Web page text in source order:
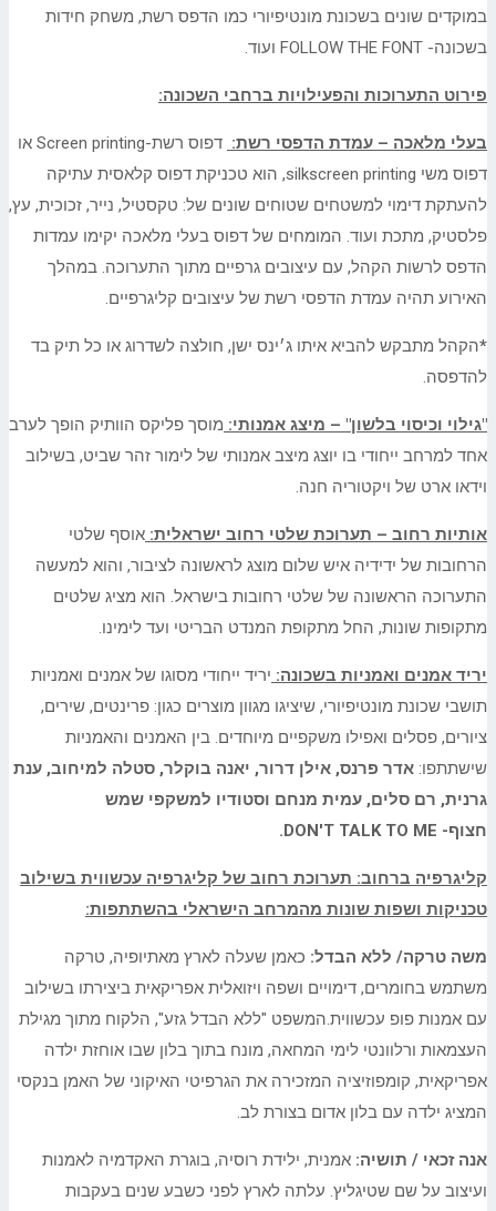
במוקדים שונים בשכונת מונטיפיורי כמו הדפס רשת, משחק חידות
בשכונה- FOLLOW THE FONT ועוד.
פירוט התערוכות והפעילויות ברחבי השכונה:
בעלי מלאכה – עמדת הדפסי רשת:
דפוס רשת-Screen printing או
דפוס משי silkscreen printing, הוא טכניקת דפוס קלאסית עתיקה
להעתקת דימוי למשטחים שטוחים שונים של: טקסטיל, נייר, זכוכית, עץ,
פלסטיק, מתכת ועוד. המומחים של דפוס בעלי מלאכה יקימו עמדות
הדפס לרשות הקהל, עם עיצובים גרפיים מתוך התערוכה. במהלך
האירוע תהיה עמדת הדפסי רשת של עיצובים קליגרפיים​.
*הקהל מתבקש להביא איתו ג׳ינס ישן, חולצה לשדרוג או כל תיק בד
להדפסה.
"גילוי וכיסוי בלשון" – מיצג אמנותי: מוסך פליקס הוותיק הופך לערב
אחד למרחב ייחודי בו יוצג מיצב אמנותי של לימור זהר שביט, בשילוב
וידאו ארט של ויקטוריה חנה.
אותיות רחוב – תערוכת שלטי רחוב ישראלית: אוסף שלטי
הרחובות של ידידיה איש שלום מוצג לראשונה לציבור, והוא למעשה
התערוכה הראשונה של שלטי רחובות בישראל. הוא מציג שלטים
מתקופות שונות, החל מתקופת המנדט הבריטי ועד לימינו.
יריד אמנים ואמניות בשכונה: יריד ייחודי מסוגו של אמנים ואמניות
תושבי שכונת מונטיפיורי, שיציגו מגוון מוצרים כגון: פרינטים, שירים,
ציורים, פסלים ואפילו משקפיים מיוחדים. בין האמנים והאמניות
שישתתפו: אדר פרנס, אילן דרור, יאנה בוקלר, סטלה למיחוב, ענת
גרנית, רם סלים, עמית מנחם וסטודיו למשקפי שמש
חצוף- DON'T TALK TO ME
.
קליגרפיה ברחוב: תערוכת רחוב של קליגרפיה עכשווית בשילוב
טכניקות ושפות שונות מהמרחב הישראלי בהשתתפות:
משה טרקה/ ללא הבדל: כאמן שעלה לארץ מאתיופיה, טרקה
משתמש בחומרים, דימויים ושפה ויזואלית אפריקאית ביצירתו בשילוב
עם אמנות פופ עכשווית.​המשפט "ללא הבדל גזע", הלקוח מתוך מגילת
העצמאות ורלוונטי לימי המחאה, מונח בתוך בלון שבו אוחזת ילדה
אפריקאית, קומפוזיציה המזכירה את הגרפיטי האיקוני של האמן בנקסי
המציג ילדה עם בלון אדום בצורת לב.
אנה זכאי / תושיה: אמנית, ילידת רוסיה, בוגרת האקדמיה לאמנות
ועיצוב על שם שטיגליץ. עלתה לארץ לפני כשבע שנים בעקבות